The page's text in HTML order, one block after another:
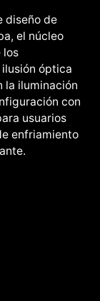
diseño de
el núcleo
los
óptica
la iluminación
con
usuarios
enfriamiento